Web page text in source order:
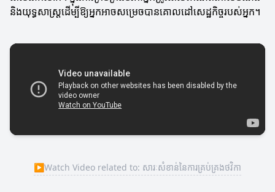
និងយុទ្ធសាស្ត្រ​ដើម្បីឱ្យអ្នកអាចសម្រេចបានគោលដៅសេដ្ឋកិច្ចរបស់អ្នក។
▶Watch Video related to: សារៈសំខាន់នៃការគ្រប់គ្រងថវិកា